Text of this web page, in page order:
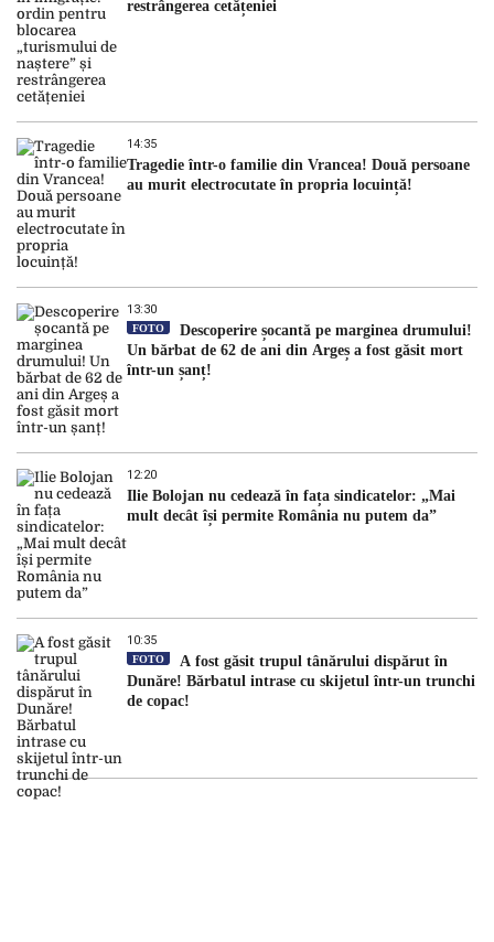
restrângerea cetățeniei
14:35
Tragedie într-o familie din Vrancea! Două persoane
au murit electrocutate în propria locuință!
13:30
FOTO
Descoperire șocantă pe marginea drumului!
Un bărbat de 62 de ani din Argeș a fost găsit mort
într-un șanț!
12:20
Ilie Bolojan nu cedează în fața sindicatelor: „Mai
mult decât își permite România nu putem da”
10:35
FOTO
A fost găsit trupul tânărului dispărut în
Dunăre! Bărbatul intrase cu skijetul într-un trunchi
de copac!